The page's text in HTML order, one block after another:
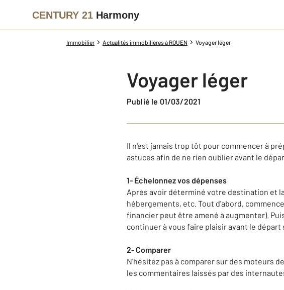
CENTURY 21 Harmony
Immobilier Actualités immobilières à ROUEN Voyager léger
Voyager léger
Publié le 01/03/2021
Il n'est jamais trop tôt pour commencer à
astuces afin de ne rien oublier avant le
1- Échelonnez vos dépenses
Après avoir déterminé votre destination et
hébergements, etc. Tout d'abord,
financier peut être amené à augmenter).
continuer à vous faire plaisir avant le
2-Comparer
N'hésitez pas à comparer sur des moteurs
les commentaires laissés par des